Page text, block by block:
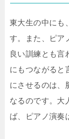
東大生の中にも
す。また、ピア
良い訓練とも言
にもつながると
にさせるのは、
なるのです。大
ば、ピアノ演奏